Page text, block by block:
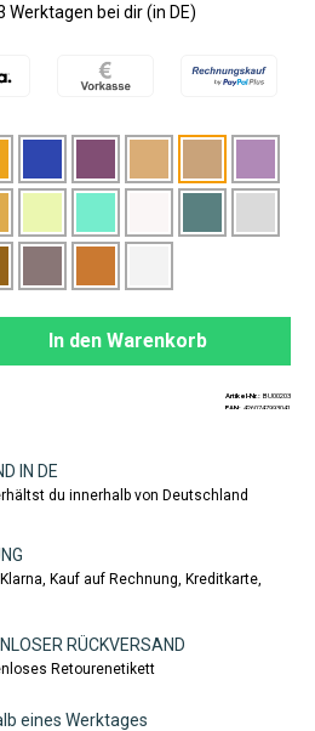
bei dir (in DE)
den gewünschten
In den Warenkorb
Artikel-Nr.: BU00203
EAN: 4260747993041
IN DE
du innerhalb von Deutschland
Kauf auf Rechnung, Kreditkarte,
RÜCKVERSAND
Retourenetikett
eines Werktages